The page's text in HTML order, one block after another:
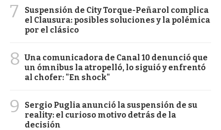
7
Suspensión de City Torque-Peñarol complica
el Clausura: posibles soluciones y la polémica
por el clásico
8 Una comunicadora de Canal 10 denunció que
un ómnibus la atropelló, lo siguió y enfrentó
al chofer: "En shock"
9
Sergio Puglia anunció la suspensión de su
reality: el curioso motivo detrás de la
decisión